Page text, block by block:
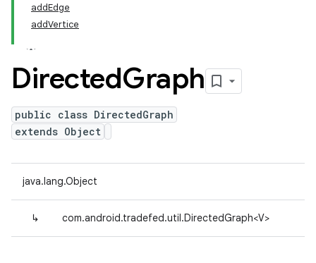
addEdge
addVertice
DirectedGraph
public class DirectedGraph
extends Object
java.lang.Object
↳ com.android.tradefed.util.DirectedGraph<V>